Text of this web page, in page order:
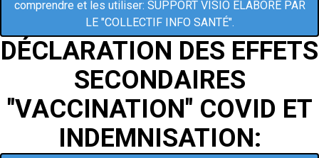
comprendre et les utiliser: SUPPORT VISIO ÉLABORÉ PAR
LE "COLLECTIF INFO SANTÉ".
DÉCLARATION DES EFFETS
SECONDAIRES
"VACCINATION" COVID ET
INDEMNISATION: